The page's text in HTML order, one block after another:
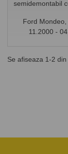
semidemontabil
Ford Mondeo,
11.2000 -
Se afiseaza 1-2